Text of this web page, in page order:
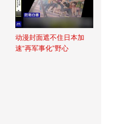
动漫封面遮不住日本加
速“再军事化”野心